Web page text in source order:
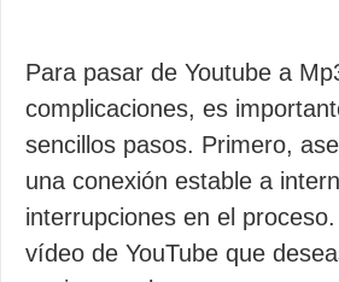
Para pasar de Youtube a
complicaciones, es
sencillos pasos. Primero,
una conexión estable a
interrupciones en el
vídeo de YouTube que